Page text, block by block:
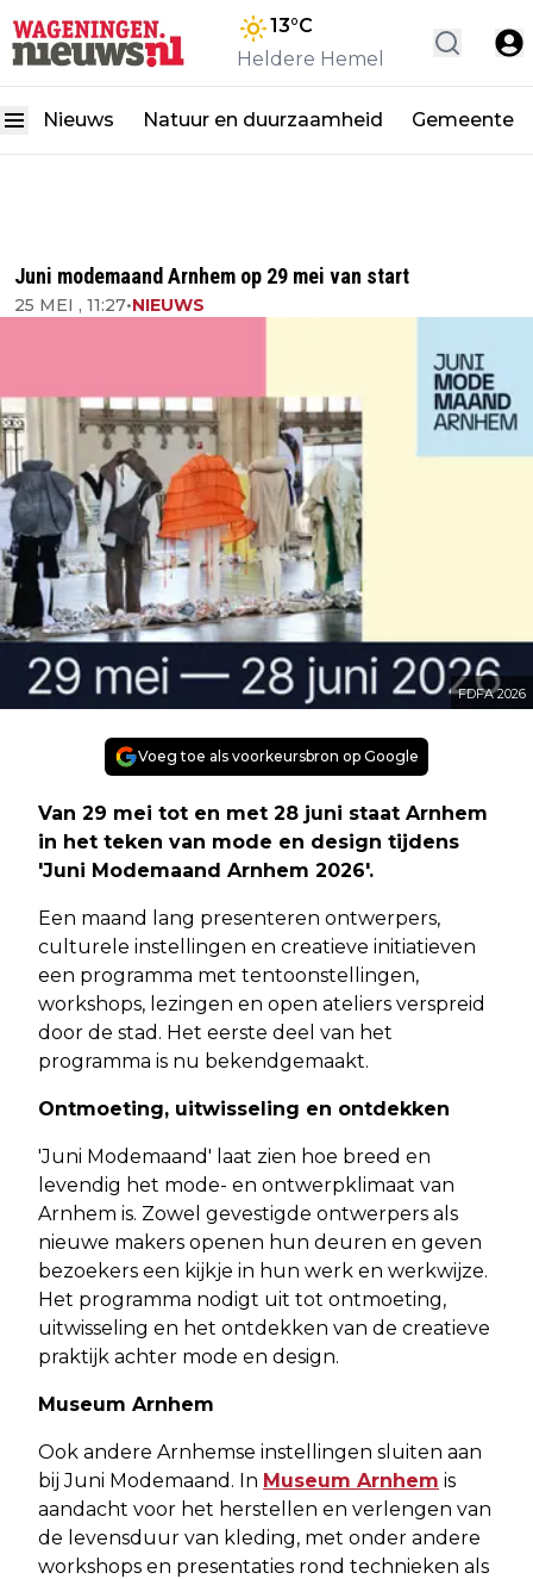
13°C
Heldere Hemel
Nieuws Natuur en duurzaamheid Gemeente
Juni modemaand Arnhem op 29 mei van start
25 MEI , 11:27•NIEUWS
FDFA 2026
Voeg toe als voorkeursbron op Google
Van 29 mei tot en met 28 juni staat Arnhem
in het teken van mode en design tijdens
'Juni Modemaand Arnhem 2026'.
Een maand lang presenteren ontwerpers,
culturele instellingen en creatieve initiatieven
een programma met tentoonstellingen,
workshops, lezingen en open ateliers verspreid
door de stad. Het eerste deel van het
programma is nu bekendgemaakt.
Ontmoeting, uitwisseling en ontdekken
'Juni Modemaand' laat zien hoe breed en
levendig het mode- en ontwerpklimaat van
Arnhem is. Zowel gevestigde ontwerpers als
nieuwe makers openen hun deuren en geven
bezoekers een kijkje in hun werk en werkwijze.
Het programma nodigt uit tot ontmoeting,
uitwisseling en het ontdekken van de creatieve
praktijk achter mode en design.
Museum Arnhem
Ook andere Arnhemse instellingen sluiten aan
bij Juni Modemaand. In Museum Arnhem is
aandacht voor het herstellen en verlengen van
de levensduur van kleding, met onder andere
workshops en presentaties rond technieken als